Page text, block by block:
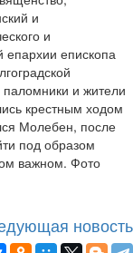
и
и
епархии епископа
и жители
крестным ходом
Молебен, после
под образом
важном. Фото
новость